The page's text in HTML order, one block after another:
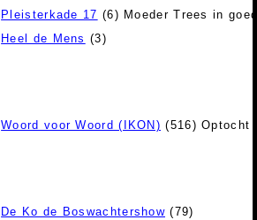
Pleisterkade 17 (6) Moeder Trees in
Heel de Mens (3)
Woord voor Woord (IKON) (516) Optocht
De Ko de Boswachtershow (79)